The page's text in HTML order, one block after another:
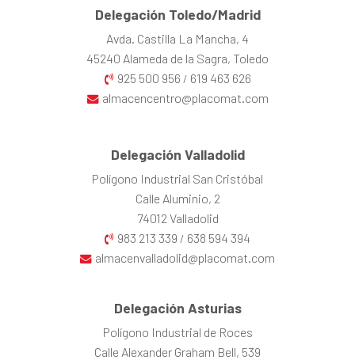
Delegación Toledo/Madrid
Avda. Castilla La Mancha, 4
45240 Alameda de la Sagra, Toledo
925 500 956 / 619 463 626
almacencentro@placomat.com
Delegación Valladolid
Polígono Industrial San Cristóbal
Calle Aluminio, 2
74012 Valladolid
983 213 339 / 638 594 394
almacenvalladolid@placomat.com
Delegación Asturias
Polígono Industrial de Roces
Calle Alexander Graham Bell, 539